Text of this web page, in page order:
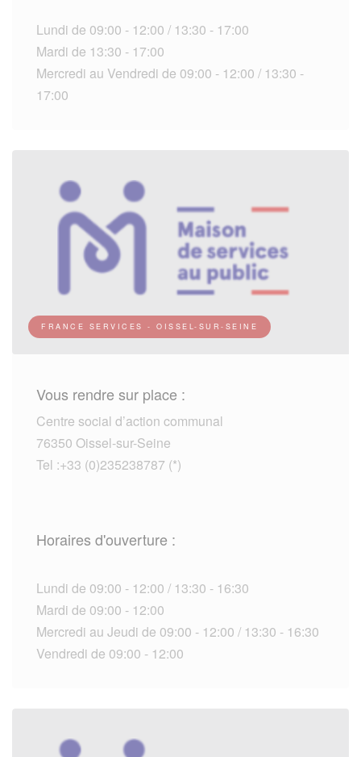
Lundi de 09:00 - 12:00 / 13:30 - 17:00
Mardi de 13:30 - 17:00
Mercredi au Vendredi de 09:00 - 12:00 / 13:30 -
17:00
FRANCE SERVICES - OISSEL-SUR-SEINE
Vous rendre sur place :
Centre social d’action communal
76350 Oissel-sur-Seine
Tel :+33 (0)235238787 (*)
Horaires d'ouverture :
Lundi de 09:00 - 12:00 / 13:30 - 16:30
Mardi de 09:00 - 12:00
Mercredi au Jeudi de 09:00 - 12:00 / 13:30 - 16:30
Vendredi de 09:00 - 12:00